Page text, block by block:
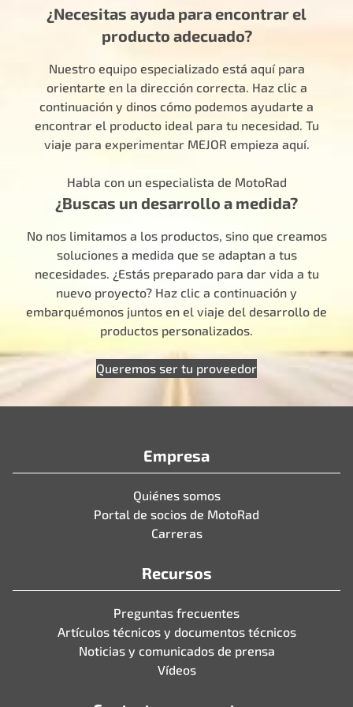
¿Necesitas ayuda para encontrar el
producto adecuado?
Nuestro equipo especializado está aquí para
orientarte en la dirección correcta. Haz clic a
continuación y dinos cómo podemos ayudarte a
encontrar el producto ideal para tu necesidad. Tu
viaje para experimentar MEJOR empieza aquí.
Habla con un especialista de MotoRad
¿Buscas un desarrollo a medida?
No nos limitamos a los productos, sino que creamos
soluciones a medida que se adaptan a tus
necesidades. ¿Estás preparado para dar vida a tu
nuevo proyecto? Haz clic a continuación y
embarquémonos juntos en el viaje del desarrollo de
productos personalizados.
Queremos ser tu proveedor
Empresa
Quiénes somos
Portal de socios de MotoRad
Carreras
Recursos
Preguntas frecuentes
Artículos técnicos y documentos técnicos
Noticias y comunicados de prensa
Vídeos